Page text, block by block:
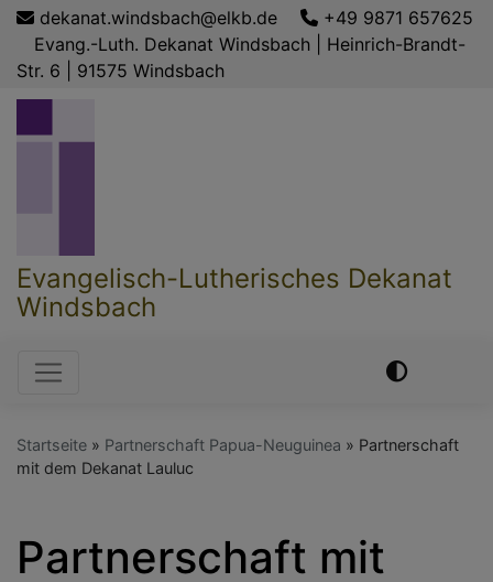
Direkt
Inhalt
dekanat.windsbach@elkb.de
+49 9871 657625
Evang.-Luth. Dekanat Windsbach | Heinrich-Brandt-
Str. 6 | 91575 Windsbach
Evangelisch-Lutherisches Dekanat
Windsbach
Hauptnavigation
Startseite Partnerschaft Papua-Neuguinea
Partnerschaft
mit dem Dekanat Lauluc
Partnerschaft mit